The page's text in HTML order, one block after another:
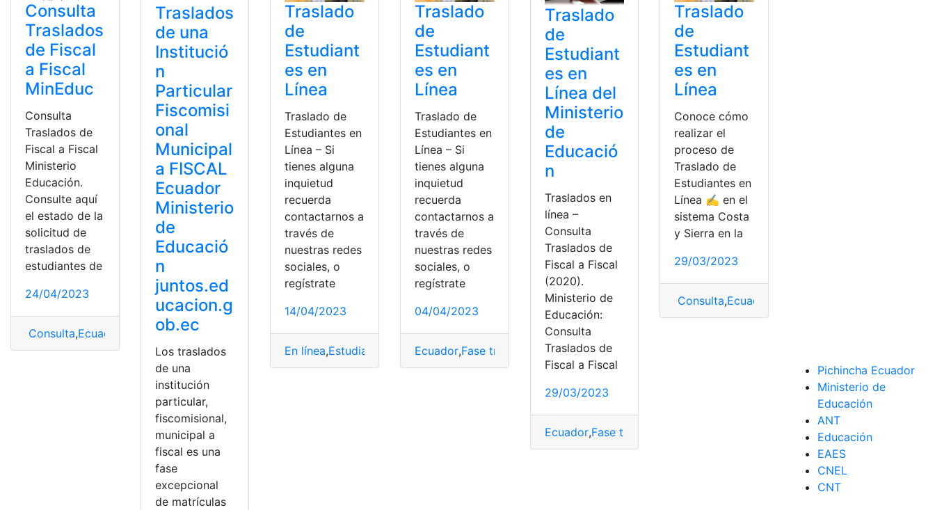
Consulta
Traslados
de Fiscal
a Fiscal
MinEduc
Consulta
Traslados de
Fiscal a Fiscal
Ministerio
Educación.
Consulte aquí
el estado de la
solicitud de
traslados de
estudiantes de
24/04/2023
Consulta,Ecuador Fase traslados
Traslados
de una
Institució
n
Particular
Fiscomisi
onal
Municipal
a FISCAL
Ecuador
Ministerio
de
Educació
n
juntos.ed
ucacion.g
ob.ec
Los traslados
de una
institución
particular,
fiscomisional,
municipal a
fiscal es una
fase
excepcional
de matrículas
Traslado
de
Estudiant
es en
Línea
Traslado de
Estudiantes en
Línea – Si
tienes alguna
inquietud
recuerda
contactarnos a
través de
nuestras redes
sociales, o
regístrate
14/04/2023
En línea,Estudiantes Fase traslados,traslado traslados
Traslado
de
Estudiant
es en
Línea
Traslado de
Estudiantes en
Línea – Si
tienes alguna
inquietud
recuerda
contactarnos a
través de
nuestras redes
sociales, o
regístrate
04/04/2023
Ecuador,Fase traslados traslado
Traslado
de
Estudiant
es en
Línea del
Ministerio
de
Educació
n
Traslados en
línea –
Consulta
Traslados de
Fiscal a Fiscal
(2020).
Ministerio de
Educación:
Consulta
Traslados de
Fiscal a Fiscal
29/03/2023
Ecuador,Fase traslados
Traslado
de
Estudiant
es en
Línea
Conoce cómo
realizar el
proceso de
Traslado de
Estudiantes en
Línea ✍ en el
sistema Costa
y Sierra en la
29/03/2023
Consulta,Ecuador
Pichincha Ecuador
Ministerio de
Educación
ANT
Educación
EAES
CNEL
CNT